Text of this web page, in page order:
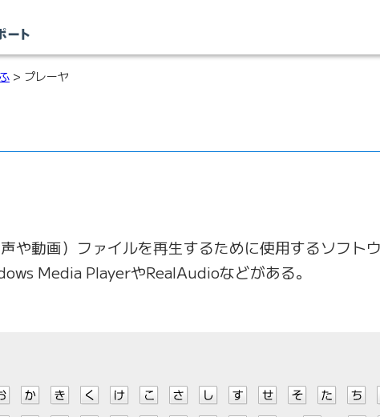
> プレーヤ
や動画）ファイルを再生するために使用するソフト
Media PlayerやRealAudioなどがある。